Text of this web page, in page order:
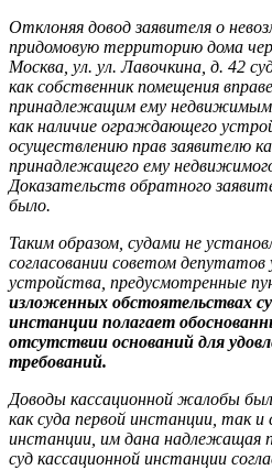
Отклоняя довод заявителя о
придомовую территорию дома
Москва, ул. ул. Лавочкина, д. 42
как собственник помещения
принадлежащим ему
как наличие ограждающего
осуществлению прав заявителю
принадлежащего ему
Доказательств обратного
было.
Таким образом, судами не
согласовании советом
устройства, предусмотренные
изложенных обстоятельствах
инстанции полагает
отсутствии оснований для
требований.
Доводы кассационной жалобы
как суда первой инстанции, так и
инстанции, им дана надлежащая
суд кассационной инстанции